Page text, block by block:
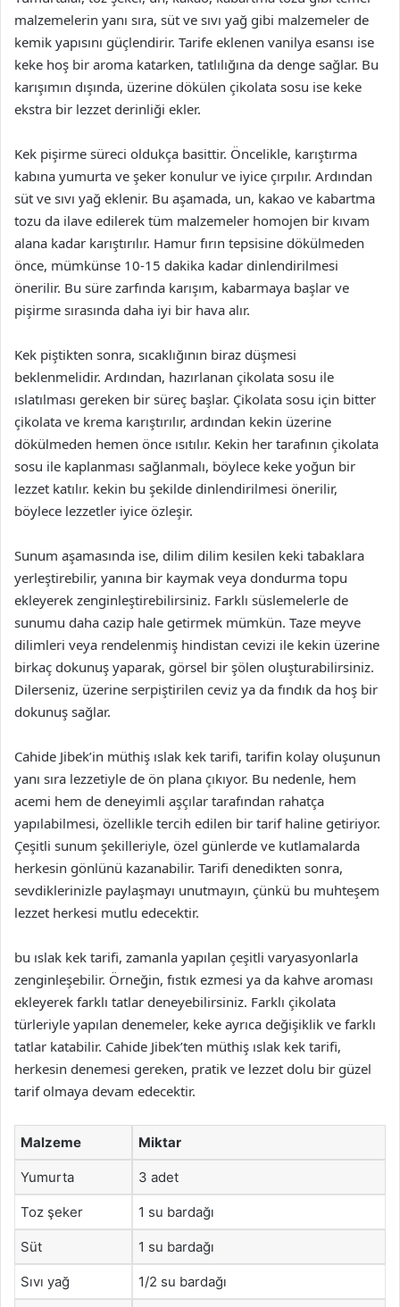
malzemelerin yanı sıra, süt ve sıvı yağ gibi malzemeler de
kemik yapısını güçlendirir. Tarife eklenen vanilya esansı ise
keke hoş bir aroma katarken, tatlılığına da denge sağlar. Bu
karışımın dışında, üzerine dökülen çikolata sosu ise keke
ekstra bir lezzet derinliği ekler.
Kek pişirme süreci oldukça basittir. Öncelikle, karıştırma
kabına yumurta ve şeker konulur ve iyice çırpılır. Ardından
süt ve sıvı yağ eklenir. Bu aşamada, un, kakao ve kabartma
tozu da ilave edilerek tüm malzemeler homojen bir kıvam
alana kadar karıştırılır. Hamur fırın tepsisine dökülmeden
önce, mümkünse 10-15 dakika kadar dinlendirilmesi
önerilir. Bu süre zarfında karışım, kabarmaya başlar ve
pişirme sırasında daha iyi bir hava alır.
Kek piştikten sonra, sıcaklığının biraz düşmesi
beklenmelidir. Ardından, hazırlanan çikolata sosu ile
ıslatılması gereken bir süreç başlar. Çikolata sosu için bitter
çikolata ve krema karıştırılır, ardından kekin üzerine
dökülmeden hemen önce ısıtılır. Kekin her tarafının çikolata
sosu ile kaplanması sağlanmalı, böylece keke yoğun bir
lezzet katılır. kekin bu şekilde dinlendirilmesi önerilir,
böylece lezzetler iyice özleşir.
Sunum aşamasında ise, dilim dilim kesilen keki tabaklara
yerleştirebilir, yanına bir kaymak veya dondurma topu
ekleyerek zenginleştirebilirsiniz. Farklı süslemelerle de
sunumu daha cazip hale getirmek mümkün. Taze meyve
dilimleri veya rendelenmiş hindistan cevizi ile kekin üzerine
birkaç dokunuş yaparak, görsel bir şölen oluşturabilirsiniz.
Dilerseniz, üzerine serpiştirilen ceviz ya da fındık da hoş bir
dokunuş sağlar.
Cahide Jibek’in müthiş ıslak kek tarifi, tarifin kolay oluşunun
yanı sıra lezzetiyle de ön plana çıkıyor. Bu nedenle, hem
acemi hem de deneyimli aşçılar tarafından rahatça
yapılabilmesi, özellikle tercih edilen bir tarif haline getiriyor.
Çeşitli sunum şekilleriyle, özel günlerde ve kutlamalarda
herkesin gönlünü kazanabilir. Tarifi denedikten sonra,
sevdiklerinizle paylaşmayı unutmayın, çünkü bu muhteşem
lezzet herkesi mutlu edecektir.
bu ıslak kek tarifi, zamanla yapılan çeşitli varyasyonlarla
zenginleşebilir. Örneğin, fıstık ezmesi ya da kahve aroması
ekleyerek farklı tatlar deneyebilirsiniz. Farklı çikolata
türleriyle yapılan denemeler, keke ayrıca değişiklik ve farklı
tatlar katabilir. Cahide Jibek’ten müthiş ıslak kek tarifi,
herkesin denemesi gereken, pratik ve lezzet dolu bir güzel
tarif olmaya devam edecektir.
Malzeme Miktar
Yumurta 3 adet
Toz şeker 1 su bardağı
Süt 1 su bardağı
Sıvı yağ 1/2 su bardağı